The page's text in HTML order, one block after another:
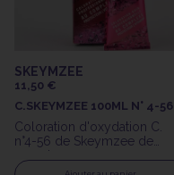
SKEYMZEE
11,50 €
C.SKEYMZEE 100ML N° 4-56
Coloration d'oxydation C.
n°4-56 de Skeymzee de
100ml